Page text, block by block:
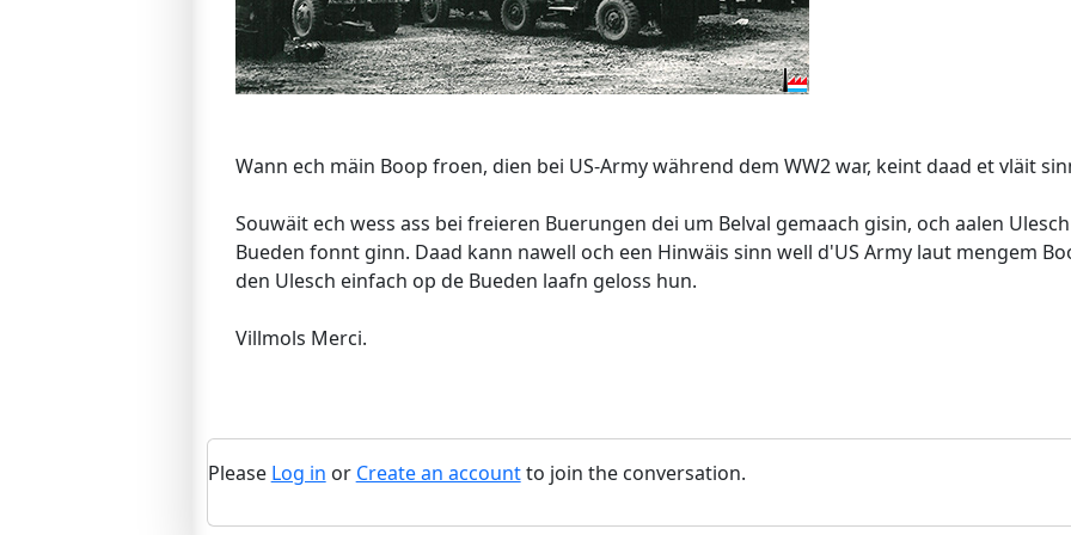
Wann ech mäin Boop froen, dien bei US-Army während dem WW2 war, keint daad et vläit
Souwäit ech wess ass bei freieren Buerungen dei um Belval gemaach gisin, och aalen
Bueden fonnt ginn. Daad kann nawell och een Hinwäis sinn well d'US Army laut mengem
den Ulesch einfach op de Bueden laafn geloss hun.
Villmols Merci.
Please Log in or Create an accountto join the conversation.